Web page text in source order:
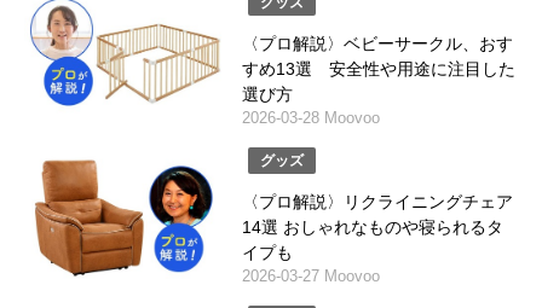
〈プロ解説〉ベビーサークル、おす
すめ13選 安全性や用途に注目した
選び方
2026-03-28 Moovoo
グッズ
〈プロ解説〉リクライニングチェア
14選 おしゃれなものや寝られるタ
イプも
2026-03-27 Moovoo